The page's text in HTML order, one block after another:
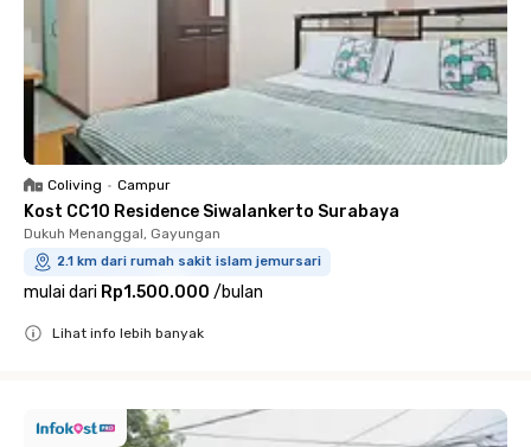
Coliving • Campur
Kost CC10 Residence Siwalankerto Surabaya
Dukuh Menanggal, Gayungan
2.1 km dari rumah sakit islam jemursari
mulai dari Rp1.500.000 /bulan
Lihat info lebih banyak